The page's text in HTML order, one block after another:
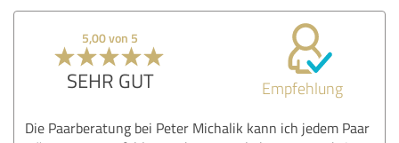
5,00 von 5
SEHR GUT Empfehlung
Die Paarberatung bei Peter Michalik kann ich jedem Paar